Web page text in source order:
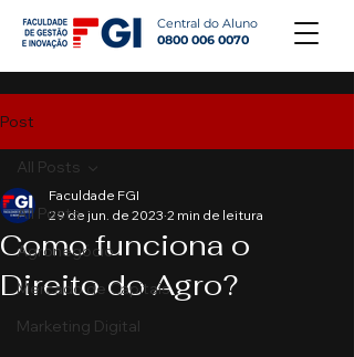
Central do Aluno
0800 006 0070
Post
All Posts
Agronegócio
Mercado de Capitais
Marketing Digital
All Posts
Como funciona o
Direito do Agro?
Faculdade FGI
29 de jun. de 2023 2 min de leitura